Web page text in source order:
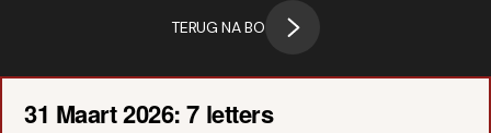
TERUG NA BO
31 Maart 2026: 7 letters